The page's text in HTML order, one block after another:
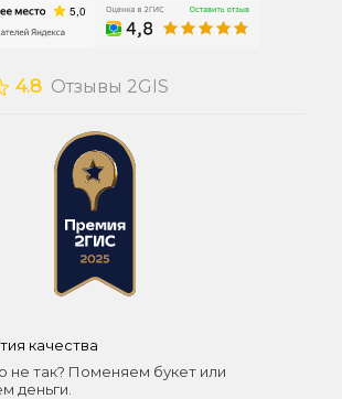
4.8 Отзывы 2GIS
качества
не так? Поменяем букет или
деньги.